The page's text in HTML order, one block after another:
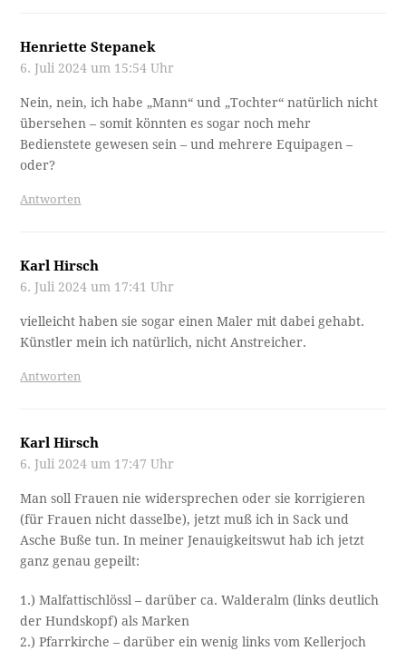
Henriette Stepanek
6. Juli 2024 um 15:54 Uhr
Nein, nein, ich habe „Mann“ und „Tochter“ natürlich nicht
übersehen – somit könnten es sogar noch mehr
Bedienstete gewesen sein – und mehrere Equipagen –
oder?
Antworten
Karl Hirsch
6. Juli 2024 um 17:41 Uhr
vielleicht haben sie sogar einen Maler mit dabei gehabt.
Künstler mein ich natürlich, nicht Anstreicher.
Antworten
Karl Hirsch
6. Juli 2024 um 17:47 Uhr
Man soll Frauen nie widersprechen oder sie korrigieren
(für Frauen nicht dasselbe), jetzt muß ich in Sack und
Asche Buße tun. In meiner Jenauigkeitswut hab ich jetzt
ganz genau gepeilt:
1.) Malfattischlössl – darüber ca. Walderalm (links deutlich
der Hundskopf) als Marken
2.) Pfarrkirche – darüber ein wenig links vom Kellerjoch